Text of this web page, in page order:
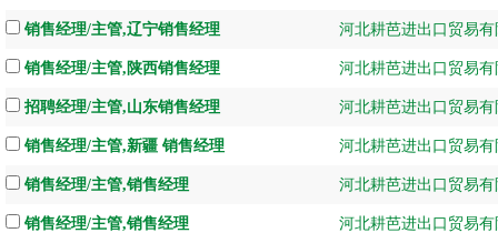
销售经理/主管,辽宁销售经理 河北耕芭进出口贸易
销售经理/主管,陕西销售经理 河北耕芭进出口贸易
招聘经理/主管,山东销售经理 河北耕芭进出口贸易
销售经理/主管,新疆 销售经理 河北耕芭进出口贸易
销售经理/主管,销售经理 河北耕芭进出口贸易
销售经理/主管,销售经理 河北耕芭进出口贸易